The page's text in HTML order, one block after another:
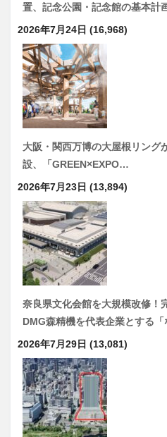
置、記念公園・記念館の基本計
2026年7月24日 (16,968)
大阪・関西万博の大屋根リング
設、「GREEN×EXPO…
2026年7月23日 (13,894)
奈良県文化会館を大規模改修！
DMG森精機を代表企業とする
2026年7月29日 (13,081)